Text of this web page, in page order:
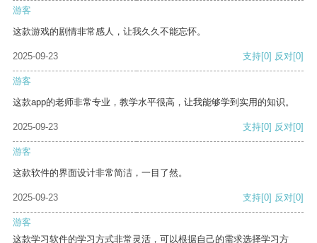
游客
这款游戏的剧情非常感人，让我久久不能忘怀。
2025-09-23 支持[0] 反对[0]
游客
这款app的老师非常专业，教学水平很高，让我能够学到实用的知识。
2025-09-23 支持[0] 反对[0]
游客
这款软件的界面设计非常简洁，一目了然。
2025-09-23 支持[0] 反对[0]
游客
这款学习软件的学习方式非常灵活，可以根据自己的需求选择学习方